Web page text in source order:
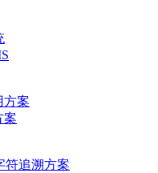
方案
案
符追溯方案